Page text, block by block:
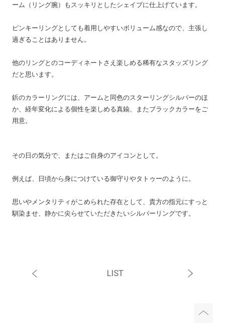
ーム（リング腕）もスッキリとしたシェイプに仕上げています。
ピンキーリングとしても着用しやすいボリューム感なので、主張し
過ぎることはありません。
他のリングとのコーディネートさえ楽しめる稀有なスタッズリング
だと思います。
鋲のカラーリングには、アームと同色のスターリングシルバーのほ
か、経年変化による個性を楽しめる真鍮、またブラックカラーをご
用意。
その日の気分で、またはご自身のアイコンとして。
例えば、日頃から身につけている御守りやタトゥーのように。
思いやメンタリティがこめられた存在として、貴方の指元にすっと
馴染ませ、静かに尖らせていただきたいシルバーリングです。
LIST